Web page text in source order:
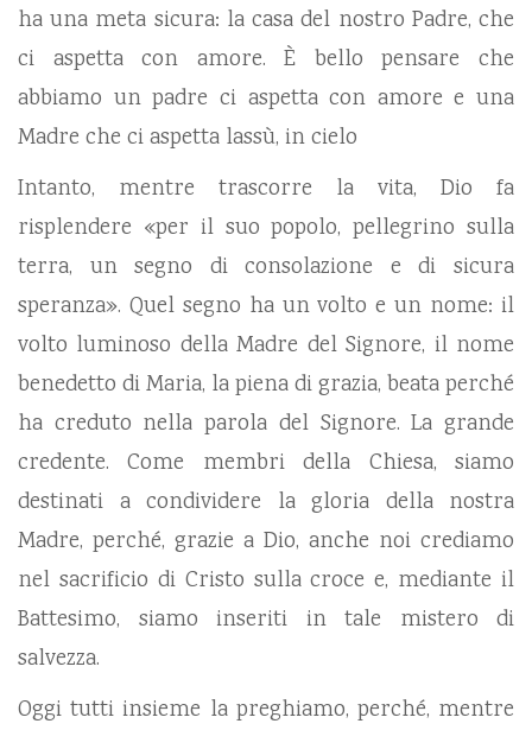
ha una meta sicura: la casa del nostro Padre, che
ci aspetta con amore. È bello pensare che
abbiamo un padre ci aspetta con amore e una
Madre che ci aspetta lassù, in cielo
Intanto, mentre trascorre la vita, Dio fa
risplendere «per il suo popolo, pellegrino sulla
terra, un segno di consolazione e di sicura
speranza». Quel segno ha un volto e un nome: il
volto luminoso della Madre del Signore, il nome
benedetto di Maria, la piena di grazia, beata perché
ha creduto nella parola del Signore. La grande
credente. Come membri della Chiesa, siamo
destinati a condividere la gloria della nostra
Madre, perché, grazie a Dio, anche noi crediamo
nel sacrificio di Cristo sulla croce e, mediante il
Battesimo, siamo inseriti in tale mistero di
salvezza.
Oggi tutti insieme la preghiamo, perché, mentre